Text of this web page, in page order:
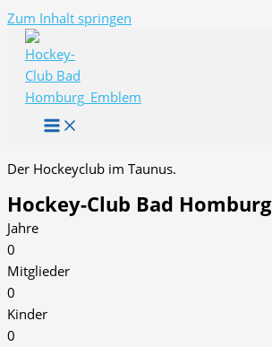
Zum Inhalt springen
Der Hockeyclub im Taunus.
Hockey-Club Bad Homburg
Jahre
0
Mitglieder
0
Kinder
0